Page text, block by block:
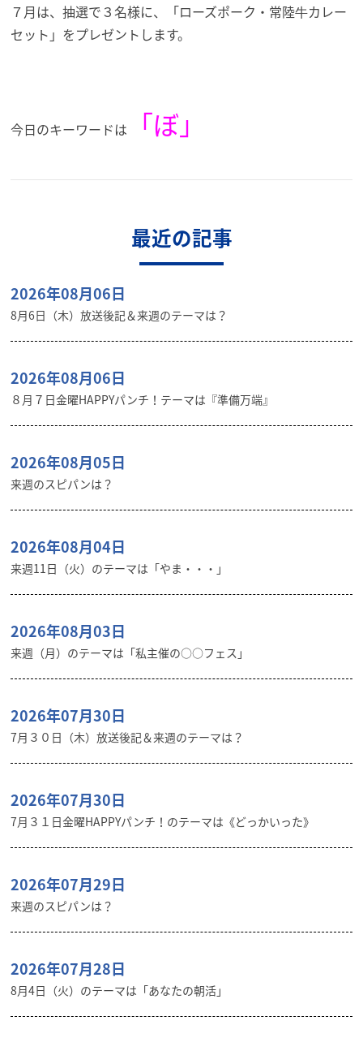
７月は、抽選で３名様に、「ローズポーク・常陸牛カレー
セット」 をプレゼントします。
今日のキーワードは 「ぼ」
最近の記事
2026年08月06日
8月6日（木）放送後記＆来週のテーマは？
2026年08月06日
８月７日金曜HAPPYパンチ！テーマは『準備万端』
2026年08月05日
来週のスピパンは？
2026年08月04日
来週11日（火）のテーマは「やま・・・」
2026年08月03日
来週（月）のテーマは「私主催の○○フェス」
2026年07月30日
7月３０日（木）放送後記＆来週のテーマは？
2026年07月30日
7月３１日金曜HAPPYパンチ！のテーマは《どっかいった》
2026年07月29日
来週のスピパンは？
2026年07月28日
8月4日（火）のテーマは「あなたの朝活」